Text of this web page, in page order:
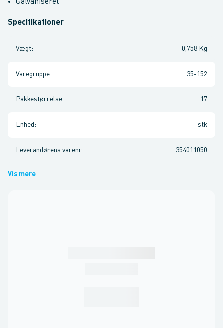
Galvaniseret
Specifikationer
Vægt: 0,758 Kg
Varegruppe: 35-152
Pakkestørrelse: 17
Enhed : stk
Leverandørens varenr. : 354011050
Vis mere